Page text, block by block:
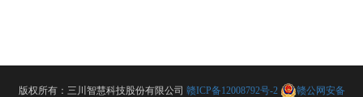
版权所有：三川智慧科技股份有限公司 赣ICP备12008792号-2 赣公网安备